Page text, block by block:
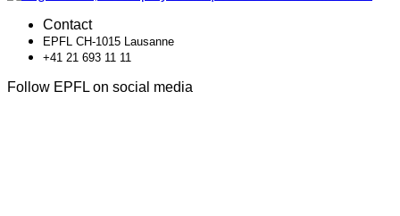
Contact
EPFL CH-1015 Lausanne
+41 21 693 11 11
Follow EPFL on social media